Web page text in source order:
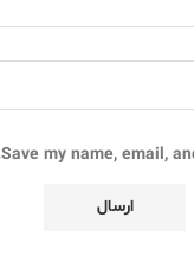
Save my name, email,